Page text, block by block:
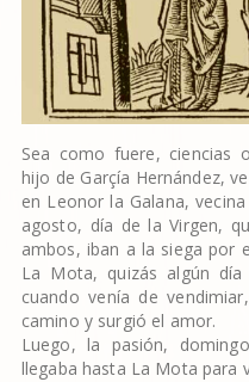
Sea como fuere, ciencias
hijo de Garçía Hernández,
en Leonor la Galana,
agosto, día de la Virgen,
ambos, iban a la siega por
La Mota, quizás algún
cuando venía de
camino y surgió el amor.
Luego, la pasión,
llegaba hasta La Mota para